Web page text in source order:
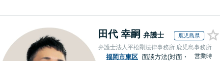
田代 幸嗣 弁護士 鹿児島県
弁護士法人平松剛法律事務所 鹿児島事務所
福岡市東区 面談方法(対面・
営業時